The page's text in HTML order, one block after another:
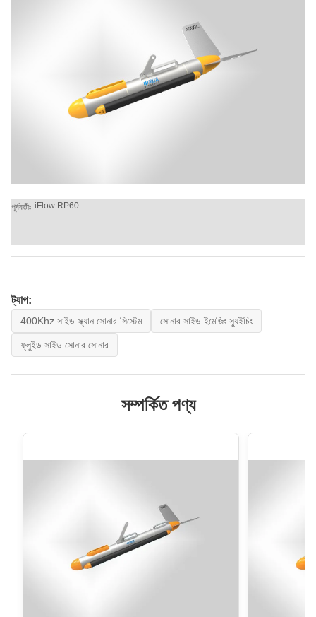
পূর্ববর্তীঃ iFlow RP60...
ট্যাগ:
400Khz সাইড স্ক্যান সোনার সিস্টেম সোনার সাইড ইমেজিং স্যুইচিং
ফ্লুইড সাইড সোনার সোনার
সম্পর্কিত পণ্য